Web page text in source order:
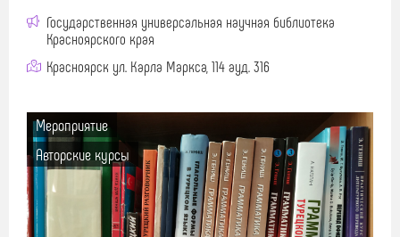
Государственная универсальная научная библиотека
Красноярского края
Красноярск ул. Карла Маркса, 114 ауд. 316
Мероприятие
Авторские курсы